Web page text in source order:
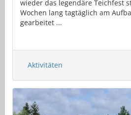
wieder das legendäre Teichfest
Wochen lang tagtäglich am
gearbeitet ...
Aktivitäten